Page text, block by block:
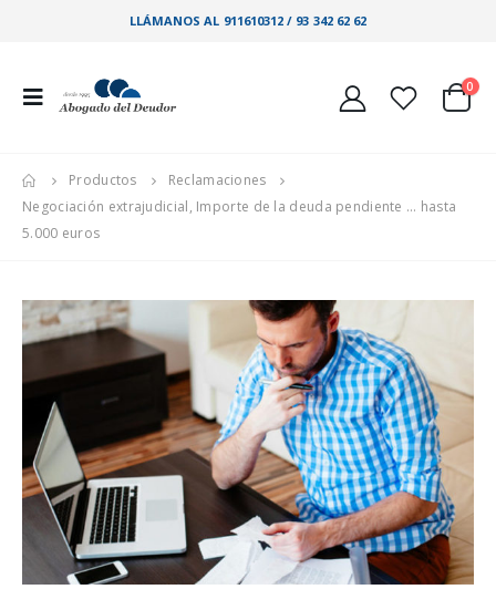
LLÁMANOS AL 911610312 / 93 342 62 62
0
Productos
Reclamaciones
Negociación extrajudicial, Importe de la deuda pendiente … hasta
5.000 euros